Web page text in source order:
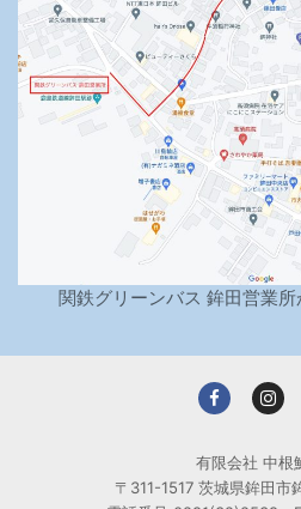
関鉄グリーンバス 鉾田営業
有限会社 中根
〒311-1517 茨城県鉾田市